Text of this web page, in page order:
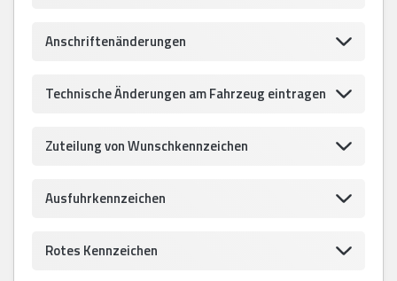
Anschriftenänderungen
Technische Änderungen am Fahrzeug eintragen
Zuteilung von Wunschkennzeichen
Ausfuhrkennzeichen
Rotes Kennzeichen